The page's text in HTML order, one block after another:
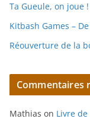
Ta Gueule, on joue !
Kitbash Games –
Réouverture de la
Commentaires
Mathias on Livre de